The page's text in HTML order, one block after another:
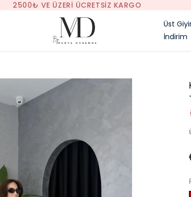
2500₺ VE ÜZERI ÜCRETSIZ KARGO
Üst
İndirim